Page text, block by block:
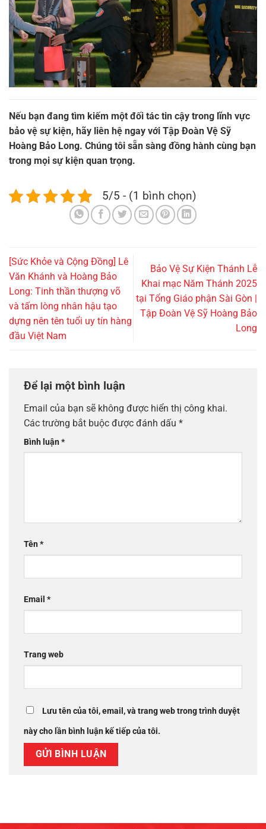
Nếu bạn đang tìm kiếm một đối tác tin cậy trong lĩnh vực
bảo vệ sự kiện, hãy liên hệ ngay với Tập Đoàn Vệ Sỹ
Hoàng Bảo Long. Chúng tôi sẵn sàng đồng hành cùng bạn
trong mọi sự kiện quan trọng.
5/5 - (1 bình chọn)
[Sức Khỏe và Cộng Đồng] Lê
Văn Khánh và Hoàng Bảo
Long: Tinh thần thượng võ
và tấm lòng nhân hậu tạo
dựng nên tên tuổi uy tín hàng
đầu Việt Nam
Bảo Vệ Sự Kiện Thánh Lễ
Khai mạc Năm Thánh 2025
tại Tổng Giáo phận Sài Gòn |
Tập Đoàn Vệ Sỹ Hoàng Bảo
Long
Để lại một bình luận
Email của bạn sẽ không được hiển thị công khai.
Các trường bắt buộc được đánh dấu *
Bình luận*
Tên*
Email *
Trang web
Lưu tên của tôi, email, và trang web trong trình duyệt
này cho lần bình luận kế tiếp của tôi.